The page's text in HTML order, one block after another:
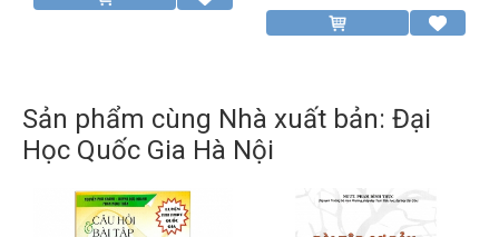
Sản phẩm cùng Nhà xuất bản: Đại
Học Quốc Gia Hà Nội